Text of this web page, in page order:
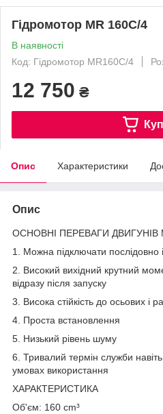
Гідромотор МR 160С/4
В наявності
Код: Гідромотор МR160C/4
12 750 ₴
Опис Характеристики
Опис
ОСНОВНІ ПЕРЕВАГИ ДВИГУНІВ
1. Можна підключати послідовно
2. Високий вихідний крутний
відразу після запуску
3. Висока стійкість до осьових і
4. Проста встановлення
5. Низький рівень шуму
6. Тривалий термін служби
умовах використання
ХАРАКТЕРИСТИКА
Об'єм: 160 cm³